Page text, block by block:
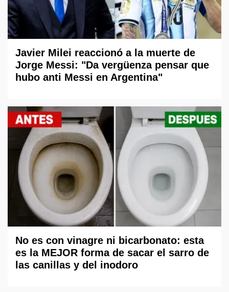
Javier Milei reaccionó a la muerte de
Jorge Messi: "Da vergüenza pensar que
hubo anti Messi en Argentina"
No es con vinagre ni bicarbonato: esta
es la MEJOR forma de sacar el sarro de
las canillas y del inodoro